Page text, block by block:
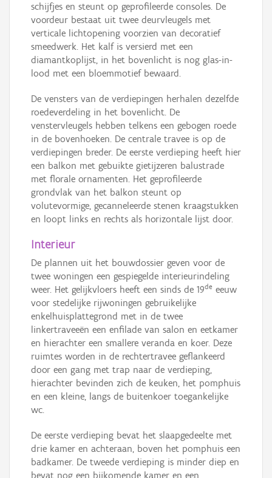
schijfjes en steunt op geprofileerde consoles. De
voordeur bestaat uit twee deurvleugels met
verticale lichtopening voorzien van decoratief
smeedwerk. Het kalf is versierd met een
diamantkoplijst, in het bovenlicht is nog glas-in-
lood met een bloemmotief bewaard.
De vensters van de verdiepingen herhalen dezelfde
roedeverdeling in het bovenlicht. De
venstervleugels hebben telkens een gebogen roede
in de bovenhoeken. De centrale travee is op de
verdiepingen breder. De eerste verdieping heeft hier
een balkon met gebuikte gietijzeren balustrade
met florale ornamenten. Het geprofileerde
grondvlak van het balkon steunt op
volutevormige, gecanneleerde stenen kraagstukken
en loopt links en rechts als horizontale lijst door.
Interieur
De plannen uit het bouwdossier geven voor de
twee woningen een gespiegelde interieurindeling
weer. Het gelijkvloers heeft een sinds de 19de eeuw
voor stedelijke rijwoningen gebruikelijke
enkelhuisplattegrond met in de twee
linkertraveeën een enfilade van salon en eetkamer
en hierachter een smallere veranda en koer. Deze
ruimtes worden in de rechtertravee geflankeerd
door een gang met trap naar de verdieping,
hierachter bevinden zich de keuken, het pomphuis
en een kleine, langs de buitenkoer toegankelijke
wc.
De eerste verdieping bevat het slaapgedeelte met
drie kamer en achteraan, boven het pomphuis een
badkamer. De tweede verdieping is minder diep en
bevat nog een bijkomende kamer en een